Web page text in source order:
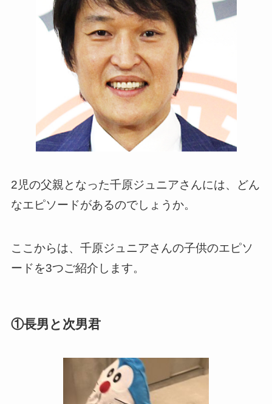
2児の父親となった千原ジュニアさんには、どん
なエピソードがあるのでしょうか。
ここからは、千原ジュニアさんの子供のエピソ
ードを3つご紹介します。
①長男と次男君